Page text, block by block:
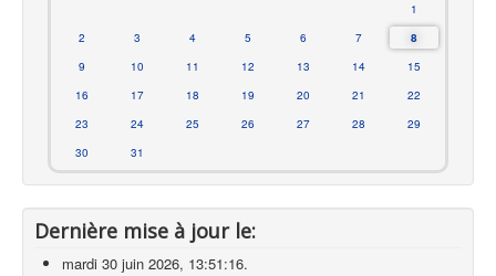
1
2
3 4 5 6 7
8
9
10 11 12 13 14
15
16
17 18 19 20 21
22
23
24 25 26 27 28
29
30
31
Dernière mise à jour le:
mardi 30 juin 2026, 13:51:16.